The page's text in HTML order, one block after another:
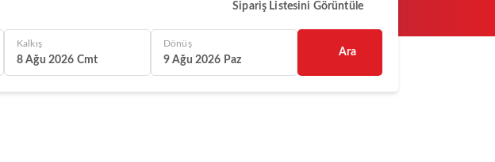
Sipariş Listesini Görüntüle
Kalkış
8 Ağu 2026 Cmt
Dönüş
9 Ağu 2026 Paz
Ara